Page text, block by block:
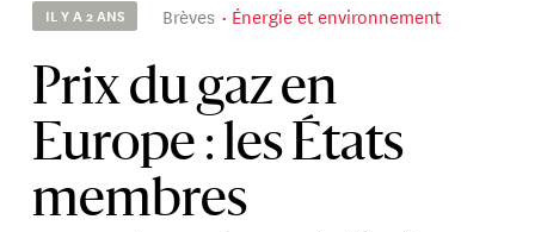
IL Y A 2 ANS Brèves Énergie et environnement
Prix du gaz en
Europe : les États
membres